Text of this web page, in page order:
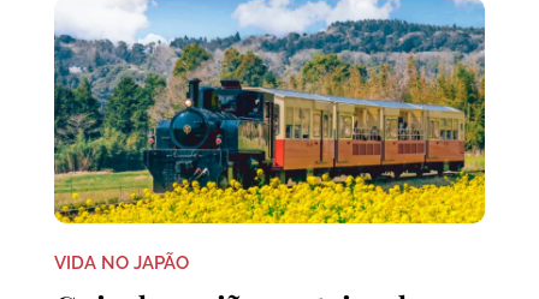
VIDA NO JAPÃO